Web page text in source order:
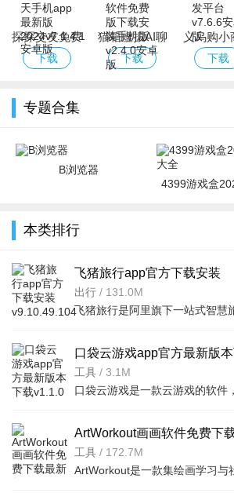
探探交友免费
聊天手机app
下载
猫箱虚拟AI聊
天软件免费版
下载
义乌购小
批发平
下载
专题合集
B浏览器
4399游戏盒
本类排行
飞猪旅行app官方下载安装
v9.10.49.104安卓版
出行 / 131.0M
口袋云游戏app官方最新版
安卓版
工具 / 3.1M
ArtWorkout画画软件免费下
2026v0.1.82安卓版
工具 / 172.7M